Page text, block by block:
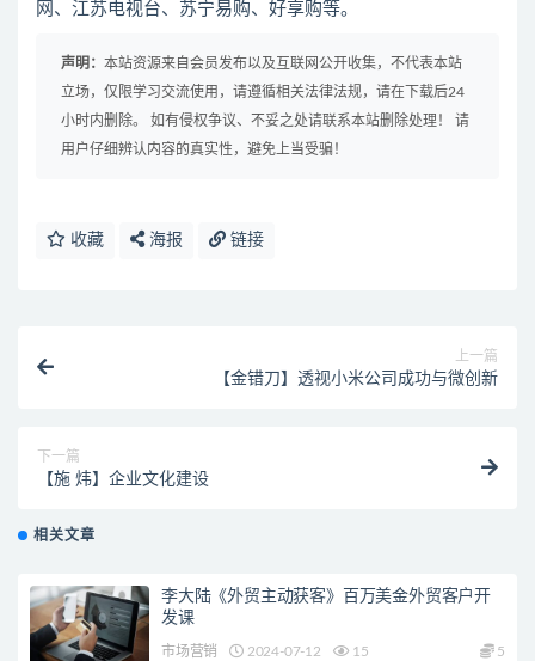
网、江苏电视台、苏宁易购、好享购等。
声明： 本站资源来自会员发布以及互联网公开收集，不代表本站
立场，仅限学习交流使用，请遵循相关法律法规，请在下载后24
小时内删除。 如有侵权争议、不妥之处请联系本站删除处理！ 请
用户仔细辨认内容的真实性，避免上当受骗！
收藏 海报 链接
上一篇
【金错刀】透视小米公司成功与微创新
下一篇
【施 炜】企业文化建设
相关文章
李大陆《外贸主动获客》百万美金外贸客户开
发课
市场营销 2024-07-12 15 5